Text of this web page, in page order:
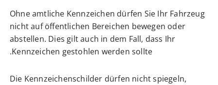
Ohne amtliche Kennzeichen dürfen Sie Ihr Fahrzeug
nicht auf öffentlichen Bereichen bewegen oder
abstellen. Dies gilt auch in dem Fall, dass Ihr
Kennzeichen gestohlen werden sollte.
Die Kennzeichenschilder dürfen nicht spiegeln,